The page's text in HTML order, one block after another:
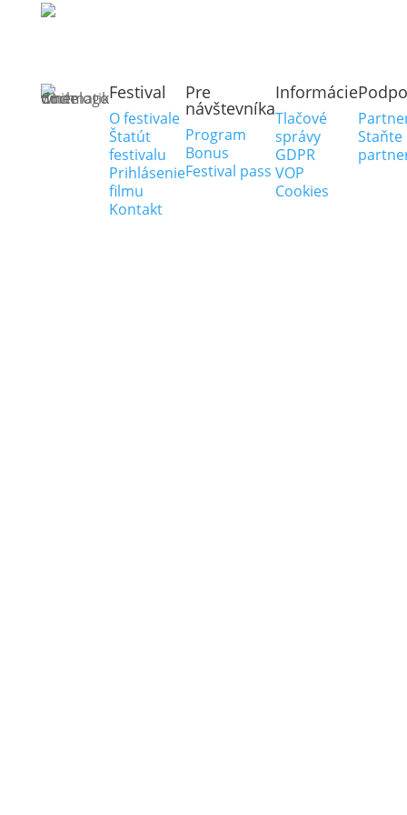
Festival
O festivale
Štatút
festivalu
Prihlásenie
filmu
Kontakt
Pre
návštevníka
Program
Bonus
Festival pass
Informácie
Tlačové
správy
GDPR
VOP
Cookies